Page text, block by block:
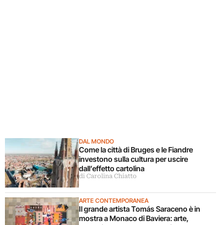
DAL MONDO
Come la città di Bruges e le Fiandre
investono sulla cultura per uscire
dall’effetto cartolina
di Carolina Chiatto
ARTE CONTEMPORANEA
Il grande artista Tomás Saraceno è in
mostra a Monaco di Baviera: arte,